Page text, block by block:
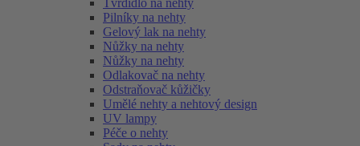
Tvrdidlo na nehty
Pilníky na nehty
Gelový lak na nehty
Nůžky na nehty
Nůžky na nehty
Odlakovač na nehty
Odstraňovač kůžičky
Umělé nehty a nehtový design
UV lampy
Péče o nehty